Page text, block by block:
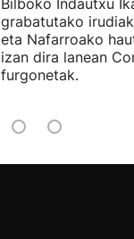
Bilboko Indautxu
grabatutako
eta Nafarroako
izan dira lanean
furgonetak.